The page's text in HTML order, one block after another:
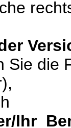
Sie die